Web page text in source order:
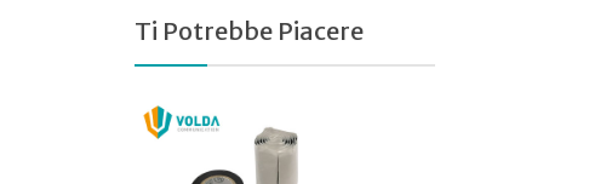
Ti Potrebbe Piacere